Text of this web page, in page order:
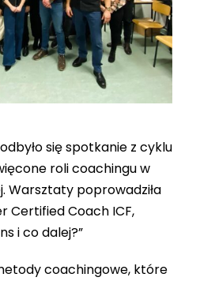
się spotkanie z cyklu
roli coachingu w
Warsztaty poprowadziła
Certified Coach ICF,
i co dalej?”
coachingowe, które